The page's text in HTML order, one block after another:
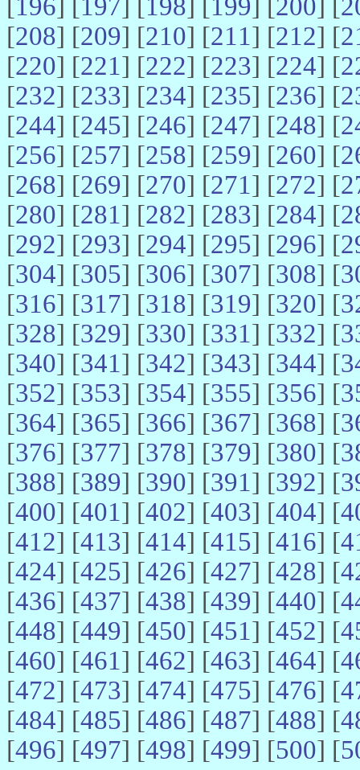
[196] [197] [198] [199] [200] [
[208] [209] [210] [211] [212] [
[220] [221] [222] [223] [224] [
[232] [233] [234] [235] [236] [
[244] [245] [246] [247] [248] [
[256] [257] [258] [259] [260] [
[268] [269] [270] [271] [272] [
[280] [281] [282] [283] [284] [
[292] [293] [294] [295] [296] [
[304] [305] [306] [307] [308] [
[316] [317] [318] [319] [320] [
[328] [329] [330] [331] [332] [
[340] [341] [342] [343] [344] [
[352] [353] [354] [355] [356] [
[364] [365] [366] [367] [368] [
[376] [377] [378] [379] [380] [
[388] [389] [390] [391] [392] [
[400] [401] [402] [403] [404] [
[412] [413] [414] [415] [416] [
[424] [425] [426] [427] [428] [
[436] [437] [438] [439] [440] [
[448] [449] [450] [451] [452] [
[460] [461] [462] [463] [464] [
[472] [473] [474] [475] [476] [
[484] [485] [486] [487] [488] [
[496] [497] [498] [499] [500] [